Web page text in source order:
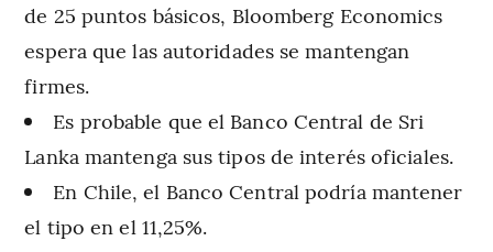
de 25 puntos básicos, Bloomberg Economics
espera que las autoridades se mantengan
firmes.
Es probable que el Banco Central de Sri
Lanka mantenga sus tipos de interés oficiales.
En Chile, el Banco Central podría mantener
el tipo en el 11,25%.